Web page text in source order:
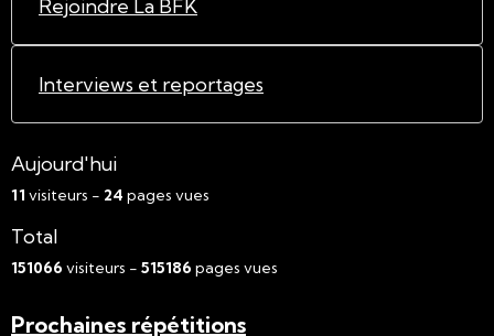
Rejoindre La BFK
Interviews et reportages
Aujourd'hui
11 visiteurs - 24 pages vues
Total
151066 visiteurs - 515186 pages vues
Prochaines répétitions